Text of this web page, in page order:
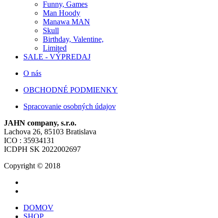
Funny, Games
Man Hoody
Manawa MAN
Skull
Birthday, Valentine,
Limited
SALE - VÝPREDAJ
O nás
OBCHODNÉ PODMIENKY
Spracovanie osobných údajov
JAHN company, s.r.o.
Lachova 26, 85103 Bratislava
ICO : 35934131
ICDPH SK 2022002697
Copyright © 2018
DOMOV
SHOP